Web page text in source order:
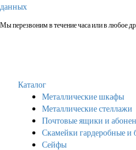
данных
Мы перезвоним в течение часа или в любое
Каталог
Металлические шкафы
Металлические стеллажи
Почтовые ящики и
Скамейки гардеробные и
Сейфы